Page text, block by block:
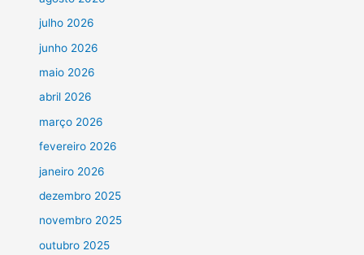
julho 2026
junho 2026
maio 2026
abril 2026
março 2026
fevereiro 2026
janeiro 2026
dezembro 2025
novembro 2025
outubro 2025